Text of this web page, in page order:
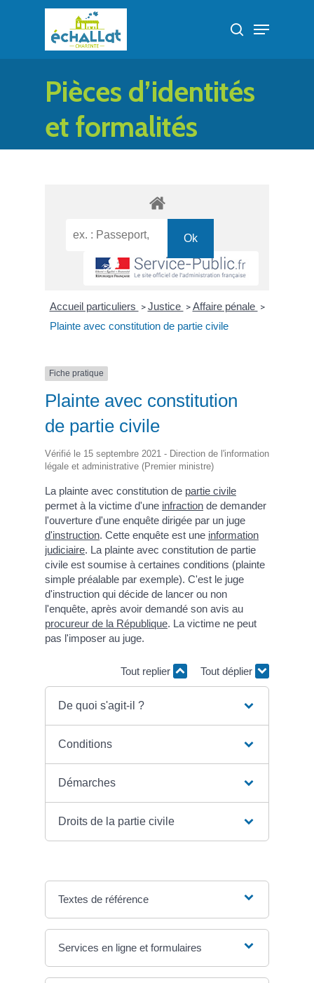
search
Menu
Pièces d’identités
et formalités
Accueil particuliers > Justice > Affaire pénale >
Plainte avec constitution de partie civile
Fiche pratique
Plainte avec constitution
de partie civile
Vérifié le 15 septembre 2021 - Direction de l'information
légale et administrative (Premier ministre)
La plainte avec constitution de partie civile
permet à la victime d'une infraction de demander
l'ouverture d'une enquête dirigée par un juge
d'instruction. Cette enquête est une information
judiciaire. La plainte avec constitution de partie
civile est soumise à certaines conditions (plainte
simple préalable par exemple). C'est le juge
d'instruction qui décide de lancer ou non
l'enquête, après avoir demandé son avis au
procureur de la République. La victime ne peut
pas l'imposer au juge.
Tout replier Tout déplier
De quoi s'agit-il ?
Conditions
Démarches
Droits de la partie civile
Textes de référence
Services en ligne et formulaires